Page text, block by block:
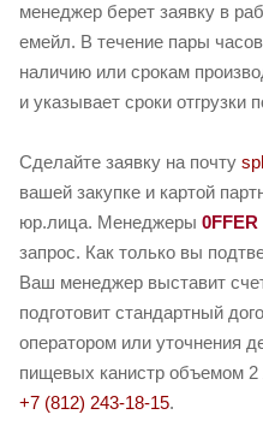
менеджер берет заявку в
емейл. В течение пары
наличию или срокам
и указывает сроки отгрузки
Сделайте заявку на почту
вашей закупке и картой
юр.лица. Менеджеры 0FFER
запрос. Как только вы
Ваш менеджер выставит
подготовит стандартный
оператором или уточнения
пищевых канистр объемом 2
+7 (812) 243-18-15.